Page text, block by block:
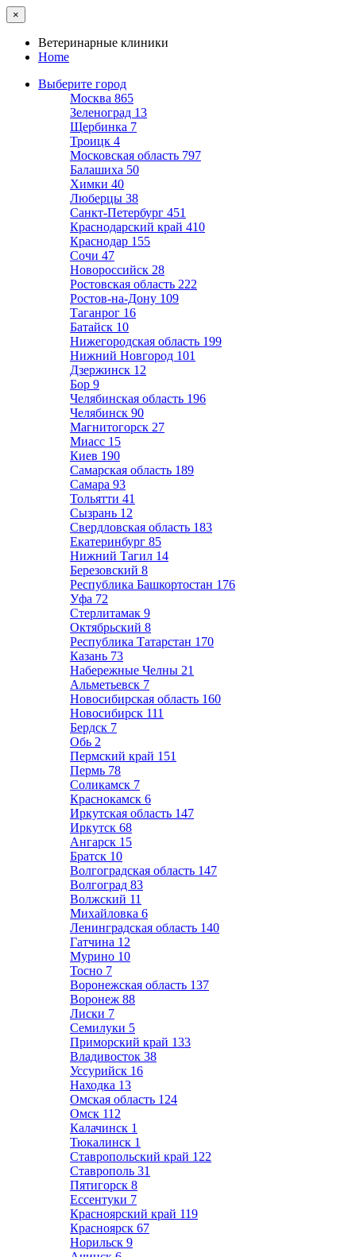
×
Ветеринарные клиники
Home
Выберите город
Москва 865
Зеленоград 13
Щербинка 7
Троицк 4
Московская область 797
Балашиха 50
Химки 40
Люберцы 38
Санкт-Петербург 451
Краснодарский край 410
Краснодар 155
Сочи 47
Новороссийск 28
Ростовская область 222
Ростов-на-Дону 109
Таганрог 16
Батайск 10
Нижегородская область 199
Нижний Новгород 101
Дзержинск 12
Бор 9
Челябинская область 196
Челябинск 90
Магнитогорск 27
Миасс 15
Киев 190
Самарская область 189
Самара 93
Тольятти 41
Сызрань 12
Свердловская область 183
Екатеринбург 85
Нижний Тагил 14
Березовский 8
Республика Башкортостан 176
Уфа 72
Стерлитамак 9
Октябрьский 8
Республика Татарстан 170
Казань 73
Набережные Челны 21
Альметьевск 7
Новосибирская область 160
Новосибирск 111
Бердск 7
Обь 2
Пермский край 151
Пермь 78
Соликамск 7
Краснокамск 6
Иркутская область 147
Иркутск 68
Ангарск 15
Братск 10
Волгоградская область 147
Волгоград 83
Волжский 11
Михайловка 6
Ленинградская область 140
Гатчина 12
Мурино 10
Тосно 7
Воронежская область 137
Воронеж 88
Лиски 7
Семилуки 5
Приморский край 133
Владивосток 38
Уссурийск 16
Находка 13
Омская область 124
Омск 112
Калачинск 1
Тюкалинск 1
Ставропольский край 122
Ставрополь 31
Пятигорск 8
Ессентуки 7
Красноярский край 119
Красноярск 67
Норильск 9